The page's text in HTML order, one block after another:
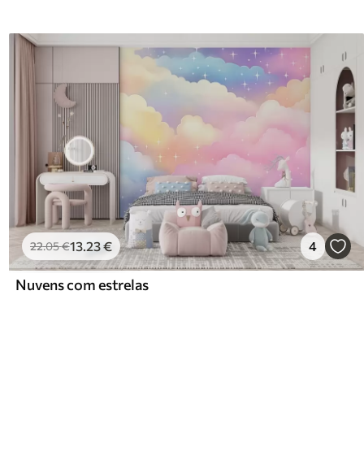
22.05€13.23€ 4
Nuvens com estrelas